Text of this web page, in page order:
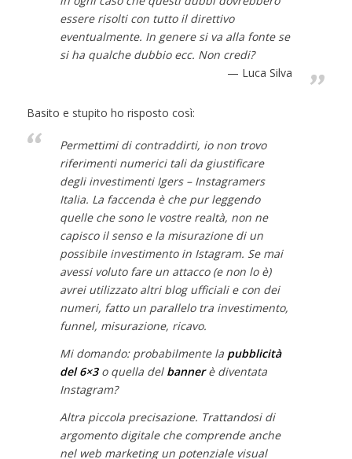
essere risolti con tutto il direttivo
eventualmente. In genere si va alla fonte se
si ha qualche dubbio ecc. Non credi?
Luca Silva
Basito e stupito ho risposto così:
Permettimi di contraddirti, io non trovo
riferimenti numerici tali da giustificare
degli investimenti Igers – Instagramers
Italia. La faccenda è che pur leggendo
quelle che sono le vostre realtà, non ne
capisco il senso e la misurazione di un
possibile investimento in Istagram. Se mai
avessi voluto fare un attacco (e non lo è)
avrei utilizzato altri blog ufficiali e con dei
numeri, fatto un parallelo tra investimento,
funnel, misurazione, ricavo.
Mi domando: probabilmente la pubblicità
del 6×3o quella del bannerè diventata
Instagram?
Altra piccola precisazione. Trattandosi di
argomento digitale che comprende anche
nel web marketing un potenziale visual